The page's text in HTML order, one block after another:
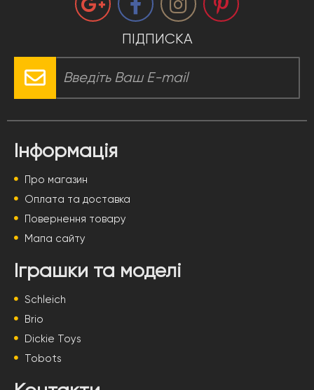
ПІДПИСКА
Інформація
Про магазин
Оплата та доставка
Повернення товару
Мапа сайту
Іграшки та моделі
Schleich
Brio
Dickie Toys
Tobots